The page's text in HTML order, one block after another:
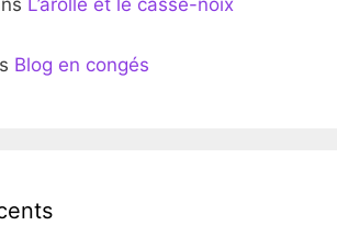
Blog en congés